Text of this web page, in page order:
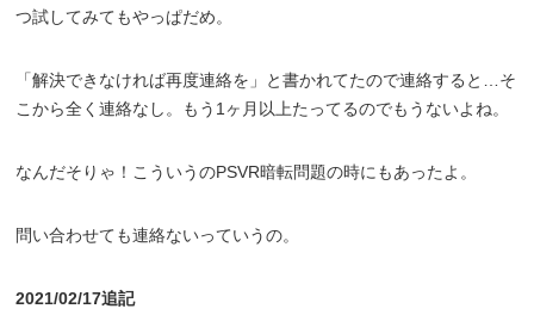
つ試してみてもやっぱだめ。
「解決できなければ再度連絡を」と書かれてたので連絡すると…そ
こから全く連絡なし。もう1ヶ月以上たってるのでもうないよね。
なんだそりゃ！こういうのPSVR暗転問題の時にもあったよ。
問い合わせても連絡ないっていうの。
2021/02/17追記